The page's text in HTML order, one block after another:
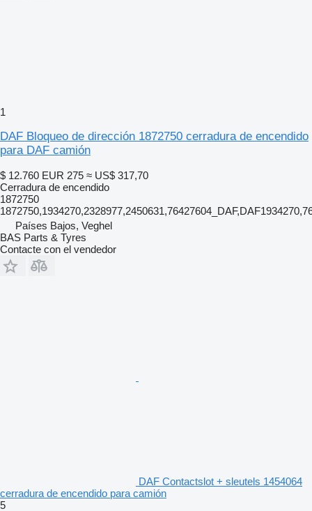
1
DAF Bloqueo de dirección 1872750 cerradura de encendido
para DAF camión
$ 12.760 EUR 275 ≈ US$ 317,70
Cerradura de encendido
1872750
Países Bajos, Veghel
BAS Parts & Tyres
Contacte con el vendedor
DAF Contactslot + sleutels 1454064
cerradura de encendido para camión
5